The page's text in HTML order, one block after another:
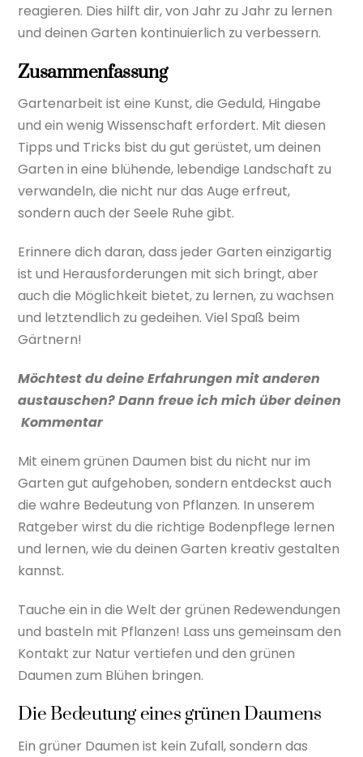
reagieren. Dies hilft dir, von Jahr zu Jahr zu lernen
und deinen Garten kontinuierlich zu verbessern.
Zusammenfassung
Gartenarbeit ist eine Kunst, die Geduld, Hingabe
und ein wenig Wissenschaft erfordert. Mit diesen
Tipps und Tricks bist du gut gerüstet, um deinen
Garten in eine blühende, lebendige Landschaft zu
verwandeln, die nicht nur das Auge erfreut,
sondern auch der Seele Ruhe gibt.
Erinnere dich daran, dass jeder Garten einzigartig
ist und Herausforderungen mit sich bringt, aber
auch die Möglichkeit bietet, zu lernen, zu wachsen
und letztendlich zu gedeihen. Viel Spaß beim
Gärtnern!
Möchtest du deine Erfahrungen mit anderen
austauschen? Dann freue ich mich über deinen
Kommentar
Mit einem grünen Daumen bist du nicht nur im
Garten gut aufgehoben, sondern entdeckst auch
die wahre Bedeutung von Pflanzen. In unserem
Ratgeber wirst du die richtige Bodenpflege lernen
und lernen, wie du deinen Garten kreativ gestalten
kannst.
Tauche ein in die Welt der grünen Redewendungen
und basteln mit Pflanzen! Lass uns gemeinsam den
Kontakt zur Natur vertiefen und den grünen
Daumen zum Blühen bringen.
Die Bedeutung eines grünen Daumens
Ein grüner Daumen ist kein Zufall, sondern das